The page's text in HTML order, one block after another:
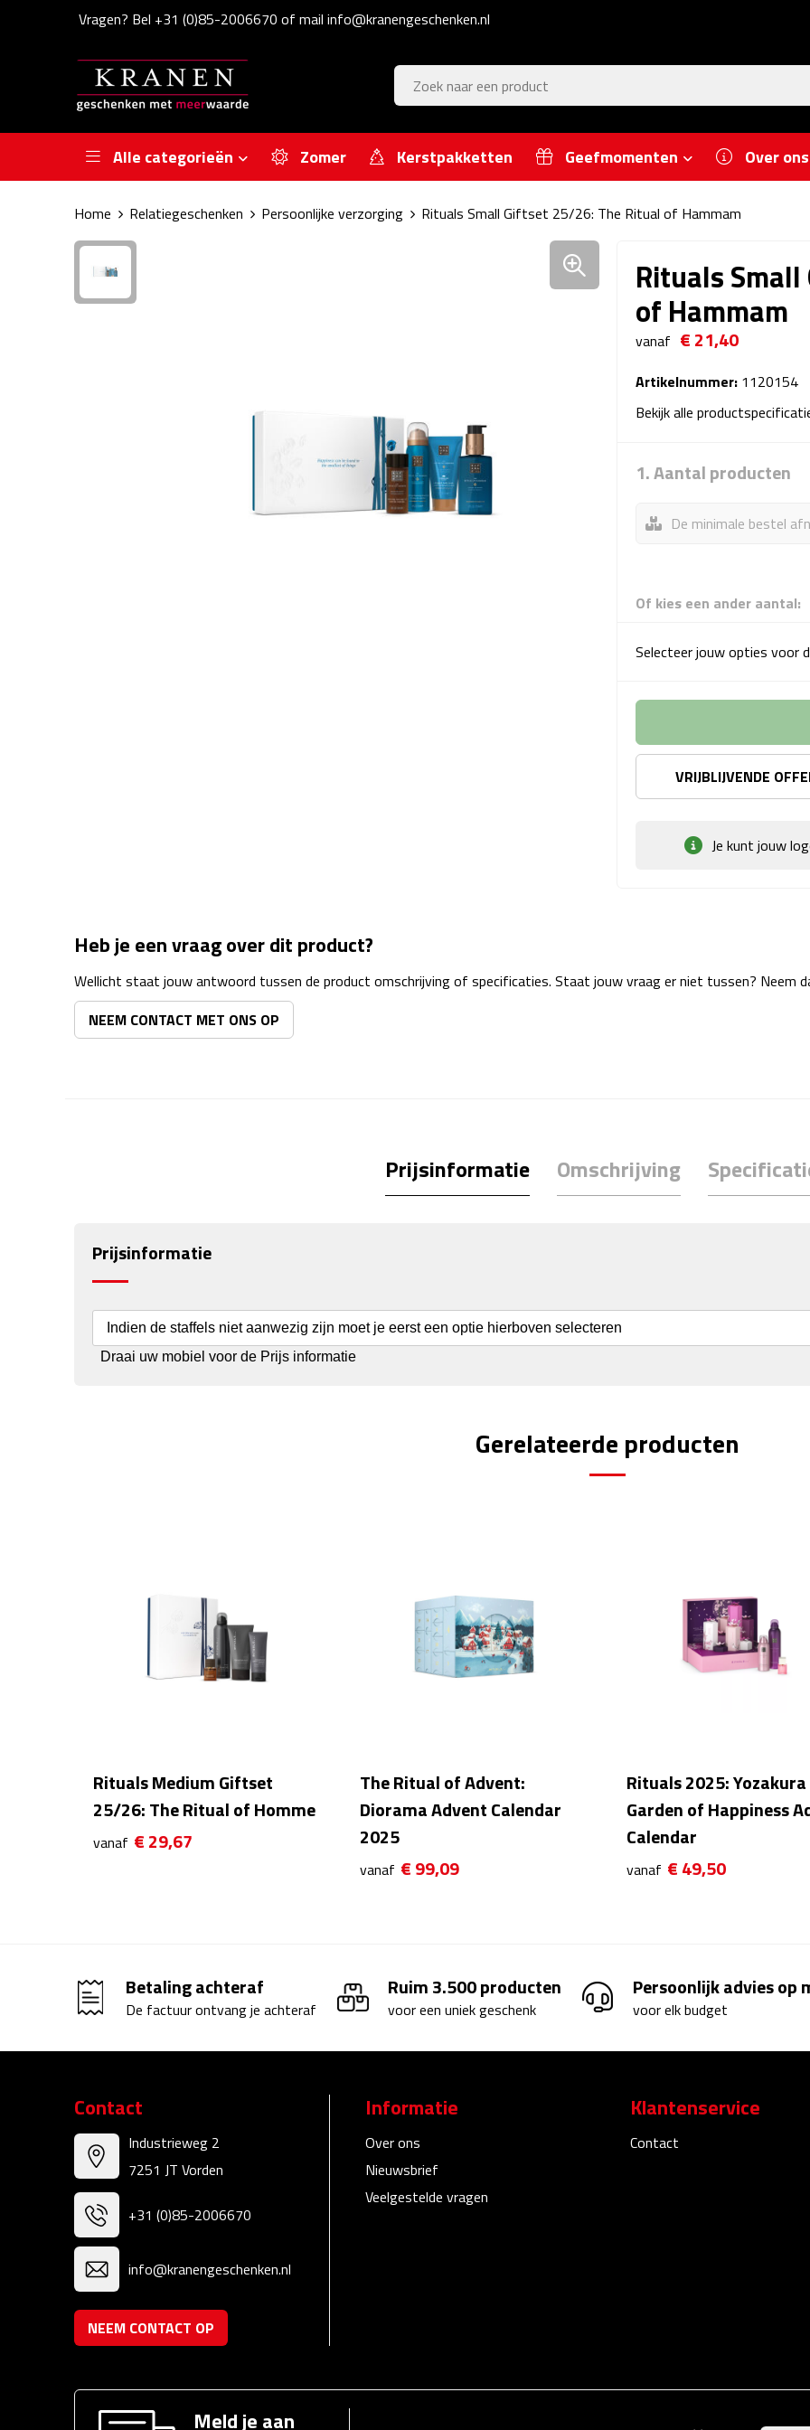
Vragen? Bel +31 (0)85-2006670 of mail info@kranengeschenken.nl
Alle categorieën Zomer Kerstpakketten Geefmomenten Over ons
Home Relatiegeschenken Persoonlijke verzorging Rituals Small Giftset 25/26: The Ritual of Hammam
Rituals
of Hammam
vanaf € 21,40
Artikelnummer: 1120154
Bekijk alle
1. Aantal producten
De minimale bestel
Of kies een ander aantal:
Selecteer jouw opties voor
VRIJBLIJVENDE
Je kunt jouw
Heb je een vraag over dit product?
Wellicht staat jouw antwoord tussen de product omschrijving of specificaties. Staat jouw vraag er niet tussen? Neem
NEEM CONTACT MET ONS OP
Prijsinformatie Omschrijving
Prijsinformatie
Indien de staffels niet aanwezig zijn moet je eerst een optie hierboven selecteren
Draai uw mobiel voor de Prijs informatie
Gerelateerde producten
Rituals Medium Giftset
25/26: The Ritual of Homme
vanaf € 29,67
The Ritual of Advent:
Diorama Advent Calendar
2025
vanaf € 99,09
Rituals 2025:
Garden of Happiness
Calendar
vanaf € 49,50
Betaling achteraf
De factuur ontvang je achteraf
Ruim 3.500 producten
voor een uniek geschenk
Persoonlijk advies op
voor elk budget
Contact
Industrieweg 2
7251 JT Vorden
+31 (0)85-2006670
info@kranengeschenken.nl
NEEM CONTACT OP
Informatie
Over ons
Nieuwsbrief
Veelgestelde vragen
Klantenservice
Contact
Meld je aan